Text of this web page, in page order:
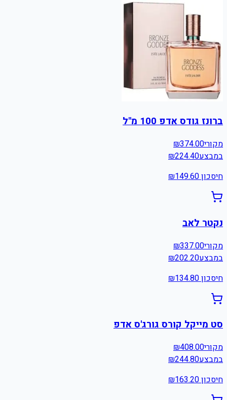
ברונז גודס אדפ 100 מ"ל
מקורי ₪374.00
במבצע
₪224.40
חיסכון ₪149.60
נקטר לאב
מקורי ₪337.00
במבצע
₪202.20
חיסכון ₪134.80
סט מייקל קורס גורג'ס אדפ
מקורי ₪408.00
במבצע
₪244.80
חיסכון ₪163.20